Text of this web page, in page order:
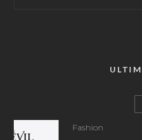
Fashion